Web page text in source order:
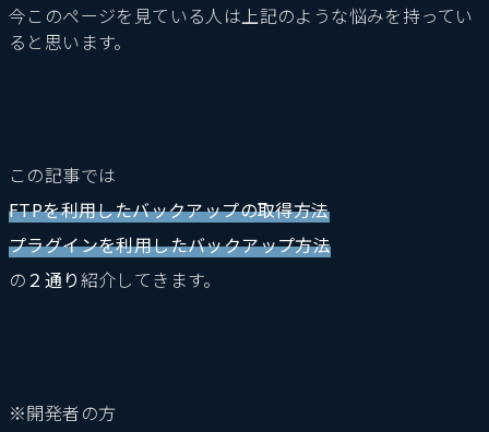
今このページを見ている人は上記のような悩みを持ってい
ると思います。
この記事では
FTPを利用したバックアップの取得方法
プラグインを利用したバックアップ方法
の ２通り紹介してきます。
※開発者の方